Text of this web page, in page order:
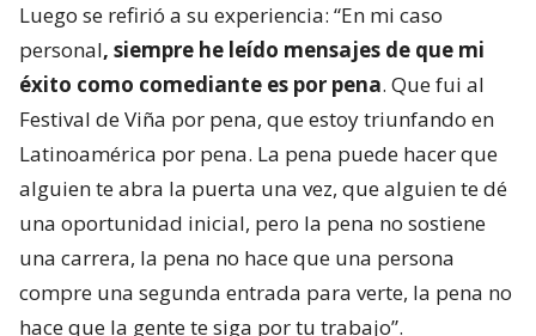
Luego se refirió a su experiencia: “En mi caso
personal, siempre he leído mensajes de que mi
éxito como comediante es por pena. Que fui al
Festival de Viña por pena, que estoy triunfando en
Latinoamérica por pena. La pena puede hacer que
alguien te abra la puerta una vez, que alguien te dé
una oportunidad inicial, pero la pena no sostiene
una carrera, la pena no hace que una persona
compre una segunda entrada para verte, la pena no
hace que la gente te siga por tu trabajo”.